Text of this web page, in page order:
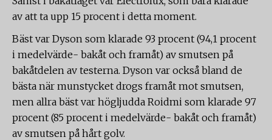
av att ta upp 15 procent i detta moment.
Bäst var Dyson som klarade 93 procent (94,1 procent
i medelvärde- bakåt och framåt) av smutsen på
bakåtdelen av testerna. Dyson var också bland de
bästa när munstycket drogs framåt mot smutsen,
men allra bäst var högljudda Roidmi som klarade 97
procent (85 procent i medelvärde- bakåt och framåt)
av smutsen på hårt golv.